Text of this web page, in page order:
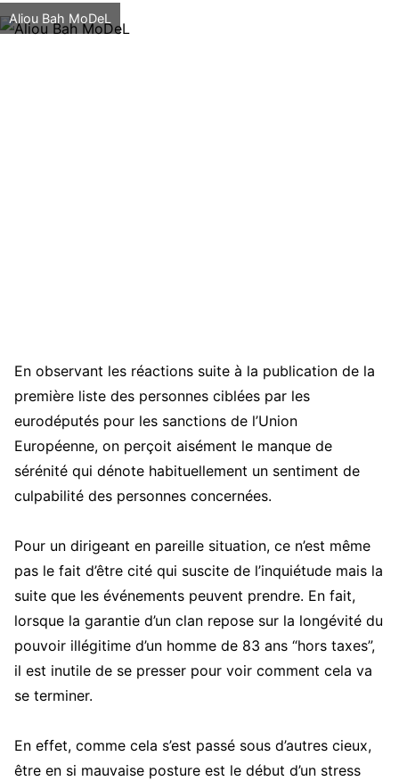
Aliou Bah MoDeL
En observant les réactions suite à la publication de la
première liste des personnes ciblées par les
eurodéputés pour les sanctions de l’Union
Européenne, on perçoit aisément le manque de
sérénité qui dénote habituellement un sentiment de
culpabilité des personnes concernées.
Pour un dirigeant en pareille situation, ce n’est même
pas le fait d’être cité qui suscite de l’inquiétude mais la
suite que les événements peuvent prendre. En fait,
lorsque la garantie d’un clan repose sur la longévité du
pouvoir illégitime d’un homme de 83 ans “hors taxes”,
il est inutile de se presser pour voir comment cela va
se terminer.
En effet, comme cela s’est passé sous d’autres cieux,
être en si mauvaise posture est le début d’un stress